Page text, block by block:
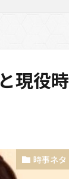
現役時
時事ネタ